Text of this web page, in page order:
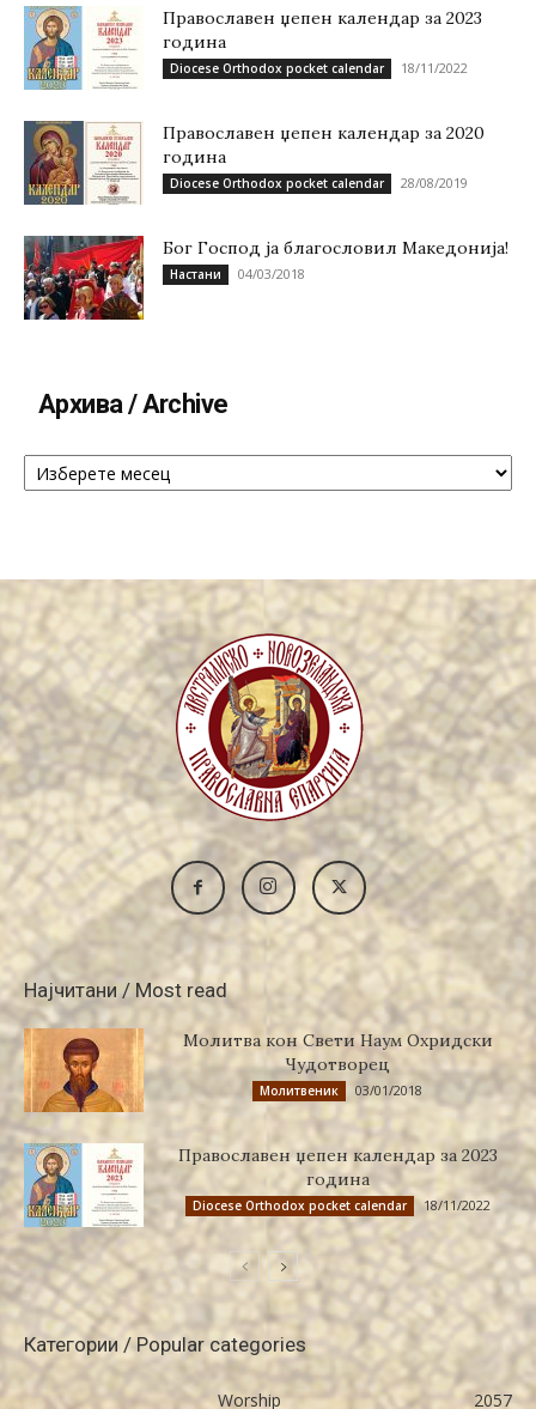
Православен џепен календар за 2023
година
Diocese Orthodox pocket calendar 18/11/2022
Православен џепен календар за 2020
година
Diocese Orthodox pocket calendar 28/08/2019
Бог Господ ја благословил Македонија!
Настани 04/03/2018
Архива / Archive
Архива
Најчитани / Most read
Молитва кон Свети Наум Охридски
Чудотворец
Молитвеник 03/01/2018
Православен џепен календар за 2023
година
Diocese Orthodox pocket calendar 18/11/2022
Категории / Popular categories
Worship 2057